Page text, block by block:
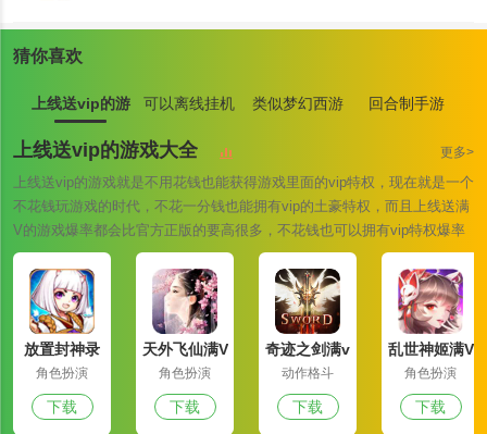
道具陷阱可以帮助你快速捕猎。
种大型动物。
3、游戏中的天气系统非常有趣，实时进行天气更新你需要根据天气
来进行不同的捕猎方式。
新卡组，海量卡牌搭配及阵营组合，衍生出丰富策略
猜你喜欢
上线送vip的游
戏大全
可以离线挂机
游戏大全
类似梦幻西游 回合制手游
上线送vip的游戏大全 更多>
上线送vip的游戏就是不用花钱也能获得游戏里面的vip特权，现在就是一个
不花钱玩游戏的时代，不花一分钱也能拥有vip的土豪特权，而且上线送满
V的游戏爆率都会比官方正版的要高很多，不花钱也可以拥有vip特权爆率
也是翻倍的上调，您还在等什么快来下载一款试试吧！
放置封神录
满v版
角色扮演
下载
天外飞仙满V
版
角色扮演
下载
奇迹之剑满v
版
动作格斗
下载
乱世神姬满V
版
角色扮演
下载